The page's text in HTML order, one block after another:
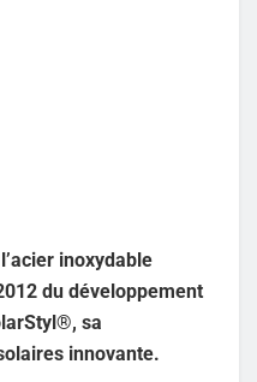
inoxydable
du développement
sa
innovante.